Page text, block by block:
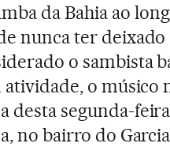
da Bahia ao
nunca ter deixado
o sambista
o músico
desta segunda-
no bairro do